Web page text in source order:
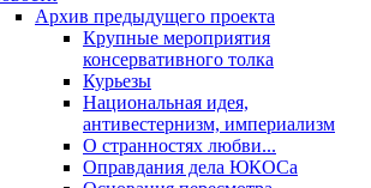
Архив предыдущего проекта
Крупные мероприятия
консервативного толка
Курьезы
Национальная идея,
антивестернизм, империализм
О странностях любви...
Оправдания дела ЮКОСа